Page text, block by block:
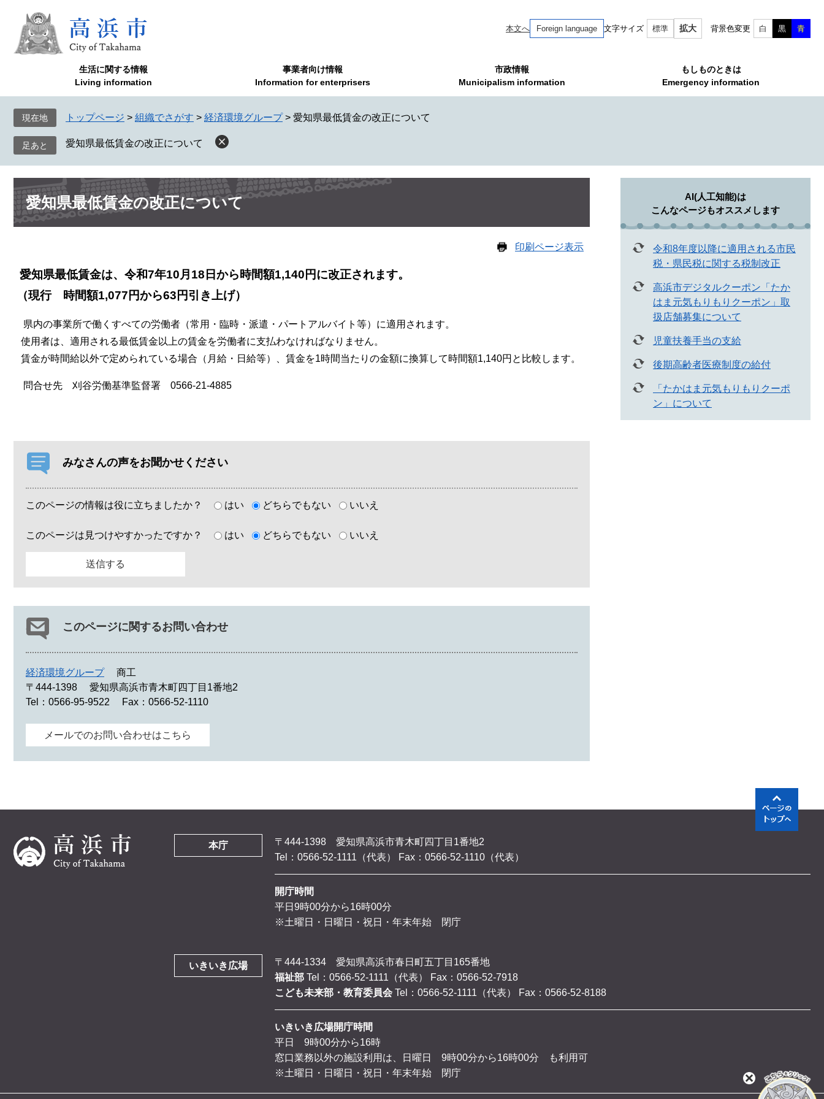
で
ば
へ
本文へ Foreign language 文字サイズ 標準 拡大 背景色変更 白 黒 青
生活に関する情報
Living information
事業者向け情報
Information for enterprisers
市政情報
Municipalism information
もしものときは
Emergency information
現在地 トップページ > 組織でさがす > 経済環境グループ > 愛知県最低賃金の改正について
愛知県最低賃金の改正について
本
文 愛知県最低賃金の改正について
印刷ページ表示
愛知県最低賃金は、令和7年10月18日から時間額1,140円に改正されます。
（現行 時間額1,077円から63円引き上げ）
県内の事業所で働くすべての労働者（常用・臨時・派遣・パートアルバイト等）に適用されます。
使用者は、適用される最低賃金以上の賃金を労働者に支払わなければなりません。
賃金が時間給以外で定められている場合（月給・日給等）、賃金を1時間当たりの金額に換算して時間額1,140円と比較します。
問合せ先 刈谷労働基準監督署 0566-21-4885
みなさんの声をお聞かせください
このページの情報は役に立ちましたか？ はい どちらでもない いいえ
このページは見つけやすかったですか？ はい どちらでもない いいえ
このページに関するお問い合わせ
経済環境グループ
商工
〒444-1398
愛知県高浜市青木町四丁目1番地2
Tel：0566-95-9522
Fax：0566-52-1110
メールでのお問い合わせはこちら
AI(人工知能)は
こんなページもオススメします
令和8年度以降に適用される市民
税・県民税に関する税制改正
高浜市デジタルクーポン「たか
はま元気もりもりクーポン」取
扱店舗募集について
児童扶養手当の支給
後期高齢者医療制度の給付
「たかはま元気もりもりクーポ
ン」について
本庁
〒444-1398 愛知県高浜市青木町四丁目1番地2
Tel：0566-52-1111（代表）
Fax：0566-52-1110（代表）
開庁時間
平日9時00分から16時00分
※土曜日・日曜日・祝日・年末年始 閉庁
いきいき広場
〒444-1334 愛知県高浜市春日町五丁目165番地
福祉部 Tel：0566-52-1111（代表）
Fax：0566-52-7918
こども未来部・教育委員会 Tel：0566-52-1111（代表） Fax：0566-52-8188
いきいき広場開庁時間
平日 9時00分から16時
窓口業務以外の施設利用は、日曜日 9時00分から16時00分 も利用可
※土曜日・日曜日・祝日・年末年始 閉庁
閉
じ